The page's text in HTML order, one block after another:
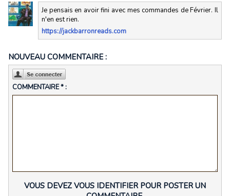
Je pensais en avoir fini avec mes commandes de Février. Il
n'en est rien.
https://jackbarronreads.com
NOUVEAU COMMENTAIRE :
COMMENTAIRE * :
VOUS DEVEZ VOUS IDENTIFIER POUR POSTER UN